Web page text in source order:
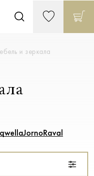
и зеркала
JornoRaval